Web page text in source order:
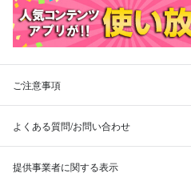
ご注意事項
よくある質問/お問い合わせ
提供事業者に関する表示